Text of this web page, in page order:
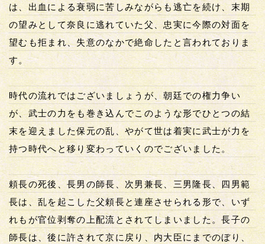
は、出血による衰弱に苦しみながらも逃亡を続け、末期
の望みとして奈良に逃れていた父、忠実に今際の対面を
望むも拒まれ、失意のなかで絶命したと言われておりま
す。
時代の流れではございましょうが、朝廷での権力争い
が、武士の力をも巻き込んでこのような形でひとつの結
末を迎えました保元の乱、やがて世は着実に武士が力を
持つ時代へと移り変わっていくのでございました。
頼長の死後、長男の師長、次男兼長、三男隆長、四男範
長は、乱を起こした父頼長と連座させられる形で、いず
れもが官位剥奪の上配流とされてしまいました。長子の
師長は、後に許されて京に戻り、内大臣にまでのぼり、